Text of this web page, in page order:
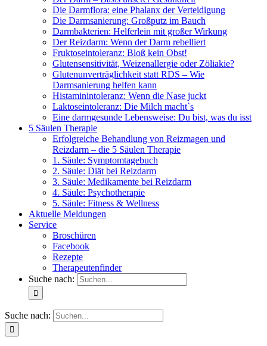
Die Darmflora: eine Phalanx der Verteidigung
Die Darmsanierung: Großputz im Bauch
Darmbakterien: Helferlein mit großer Wirkung
Der Reizdarm: Wenn der Darm rebelliert
Fruktoseintoleranz: Bloß kein Obst!
Glutensensitivität, Weizenallergie oder Zöliakie?
Glutenunverträglichkeit statt RDS – Wie
Darmsanierung helfen kann
Histaminintoleranz: Wenn die Nase juckt
Laktoseintoleranz: Die Milch macht`s
Eine darmgesunde Lebensweise: Du bist, was du isst
5 Säulen Therapie
Erfolgreiche Behandlung von Reizmagen und
Reizdarm – die 5 Säulen Therapie
1. Säule: Symptomtagebuch
2. Säule: Diät bei Reizdarm
3. Säule: Medikamente bei Reizdarm
4. Säule: Psychotherapie
5. Säule: Fitness & Wellness
Aktuelle Meldungen
Service
Broschüren
Facebook
Rezepte
Therapeutenfinder
Suche nach:
Suche nach: